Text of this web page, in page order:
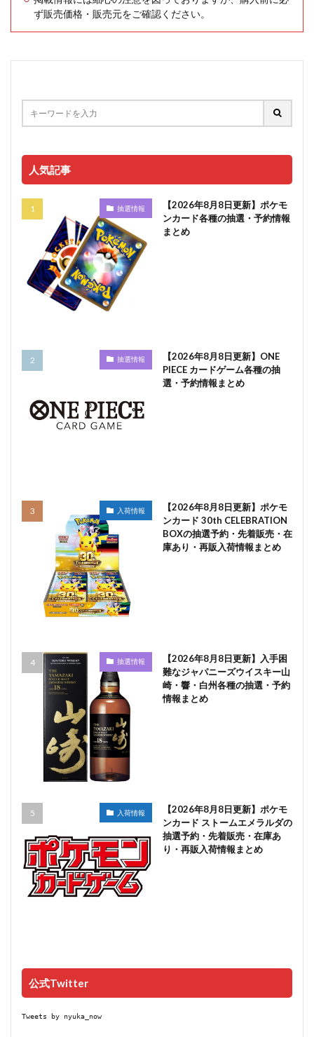
ず販売価格・販売元をご確認ください。
人気記事
抽選情報
【2026年8月8日更新】ポケモ
ンカード各種の抽選・予約情報
まとめ
抽選情報
【2026年8月8日更新】ONE
PIECE カードゲーム各種の抽
選・予約情報まとめ
入荷情報
【2026年8月8日更新】ポケモ
ンカード 30th CELEBRATION
BOXの抽選予約・先着販売・在
庫あり・再販入荷情報まとめ
抽選情報
【2026年8月8日更新】入手困
難なジャパニーズウイスキー山
崎・響・白州各種の抽選・予約
情報まとめ
入荷情報
【2026年8月8日更新】ポケモ
ンカード ストームエメラルダの
抽選予約・先着販売・在庫あ
り・再販入荷情報まとめ
公式Twitter
Tweets by nyuka_now